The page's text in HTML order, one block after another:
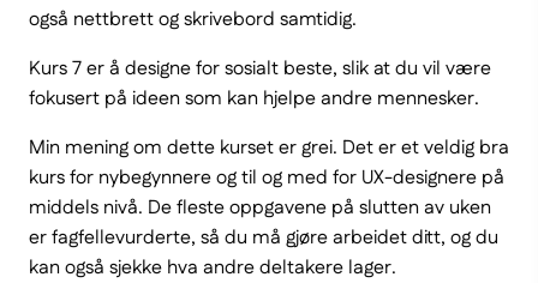
også nettbrett og skrivebord samtidig.
Kurs 7 er å designe for sosialt beste, slik at du vil være
fokusert på ideen som kan hjelpe andre mennesker.
Min mening om dette kurset er grei. Det er et veldig bra
kurs for nybegynnere og til og med for UX-designere på
middels nivå. De fleste oppgavene på slutten av uken
er fagfellevurderte, så du må gjøre arbeidet ditt, og du
kan også sjekke hva andre deltakere lager.